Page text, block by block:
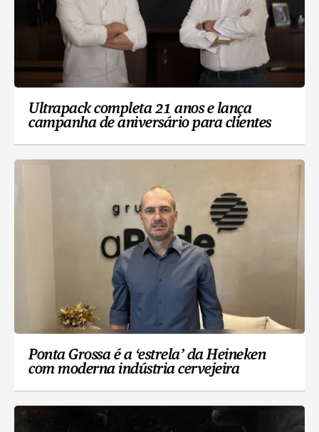
Ultrapack completa 21 anos e lança
campanha de aniversário para clientes
Ponta Grossa é a ‘estrela’ da Heineken
com moderna indústria cervejeira